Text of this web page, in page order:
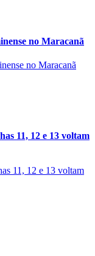
no Maracanã
11, 12 e 13 voltam